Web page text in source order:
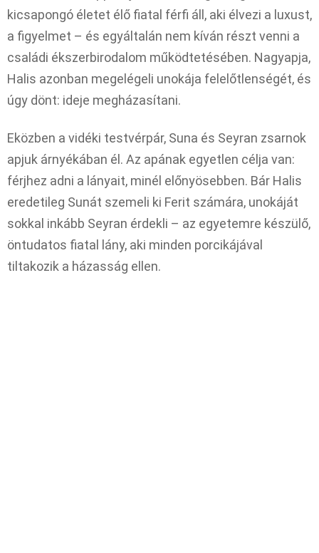
kicsapongó életet élő fiatal férfi áll, aki élvezi a luxust,
a figyelmet – és egyáltalán nem kíván részt venni a
családi ékszerbirodalom működtetésében. Nagyapja,
Halis azonban megelégeli unokája felelőtlenségét, és
úgy dönt: ideje megházasítani.
Eközben a vidéki testvérpár, Suna és Seyran zsarnok
apjuk árnyékában él. Az apának egyetlen célja van:
férjhez adni a lányait, minél előnyösebben. Bár Halis
eredetileg Sunát szemeli ki Ferit számára, unokáját
sokkal inkább Seyran érdekli – az egyetemre készülő,
öntudatos fiatal lány, aki minden porcikájával
tiltakozik a házasság ellen.